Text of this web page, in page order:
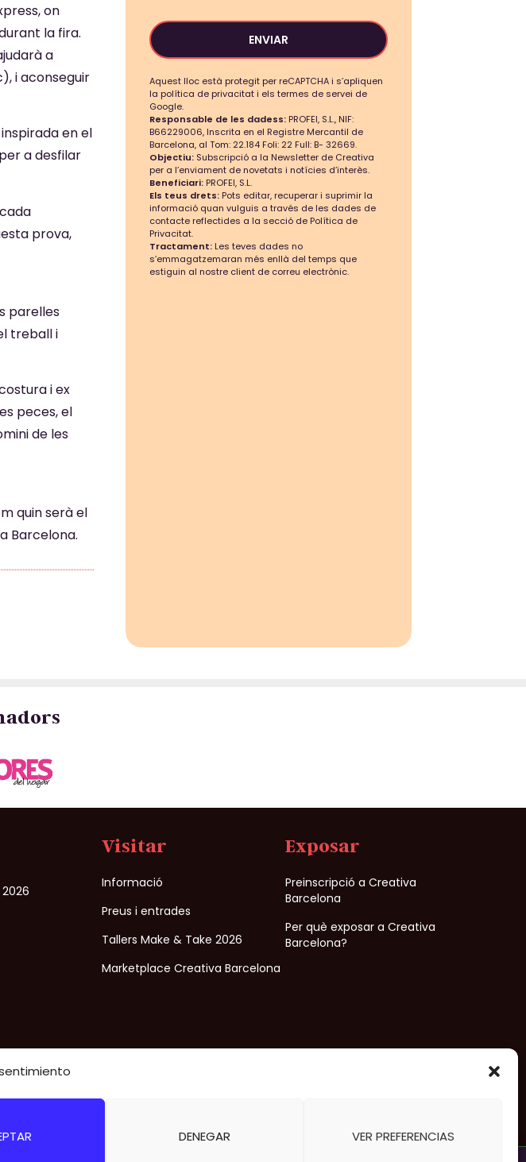
DENEGAR VER PREFERENCIAS
on
la fira.
a
i aconseguir
en el
a desfilar
prova,
parelles
treball i
i ex
peces, el
de les
quin serà el
Barcelona.
ENVIAR
Aquest lloc està protegit per reCAPTCHA i s’apliquen
la política de privacitat i els termes de servei de
Google.
Responsable de les dadess:PROFEI, S.L., NIF:
B66229006, Inscrita en el Registre Mercantil de
Barcelona, al Tom: 22.184 Foli: 22 Full: B- 32669.
Objectiu:Subscripció a la Newsletter de Creativa
per a l’enviament de novetats i notícies d’interès.
Beneficiari:PROFEI, S.L.
Els teus drets:Pots editar, recuperar i suprimir la
informació quan vulguis a través de les dades de
contacte reflectides a la secció de Política de
Privacitat.
Tractament:Les teves dades no
s’emmagatzemaran més enllà del temps que
estiguin al nostre client de correu electrònic.
Visitar
Informació
Preus i entrades
Tallers Make & Take 2026
Marketplace Creativa Barcelona
Exposar
Preinscripció a Creativa
Barcelona
Per què exposar a Creativa
Barcelona?